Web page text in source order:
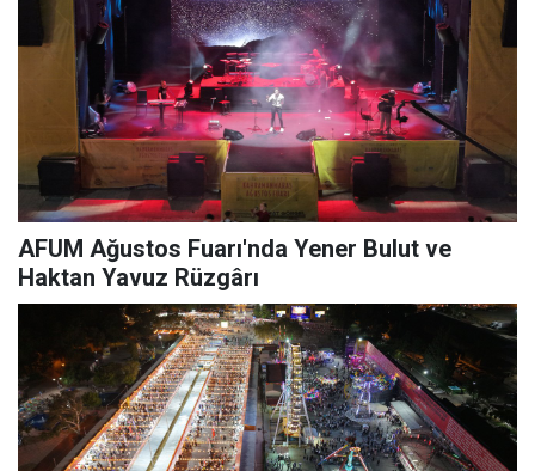
AFUM Ağustos Fuarı'nda Yener Bulut ve
Haktan Yavuz Rüzgârı